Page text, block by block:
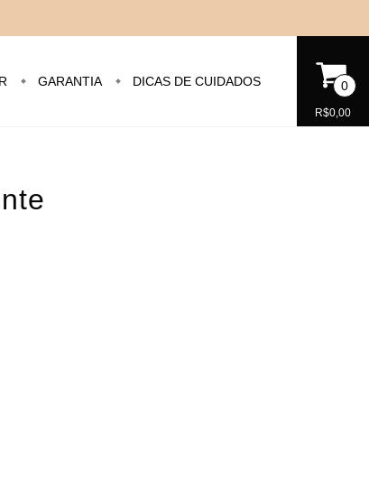
GARANTIA DICAS DE CUIDADOS 0
R$0,00